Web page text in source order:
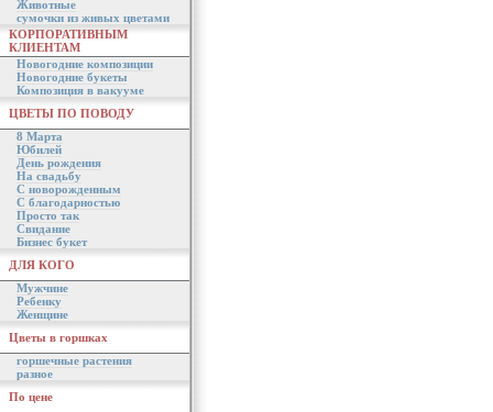
Животные
сумочки из живых цветами
КОРПОРАТИВНЫМ
КЛИЕНТАМ
Новогодние композиции
Новогодние букеты
Композиция в вакууме
ЦВЕТЫ ПО ПОВОДУ
8 Марта
Юбилей
День рождения
На свадьбу
С новорожденным
С благодарностью
Просто так
Свидание
Бизнес букет
ДЛЯ КОГО
Мужчине
Ребенку
Женщине
Цветы в горшках
горшечные растения
разное
По цене